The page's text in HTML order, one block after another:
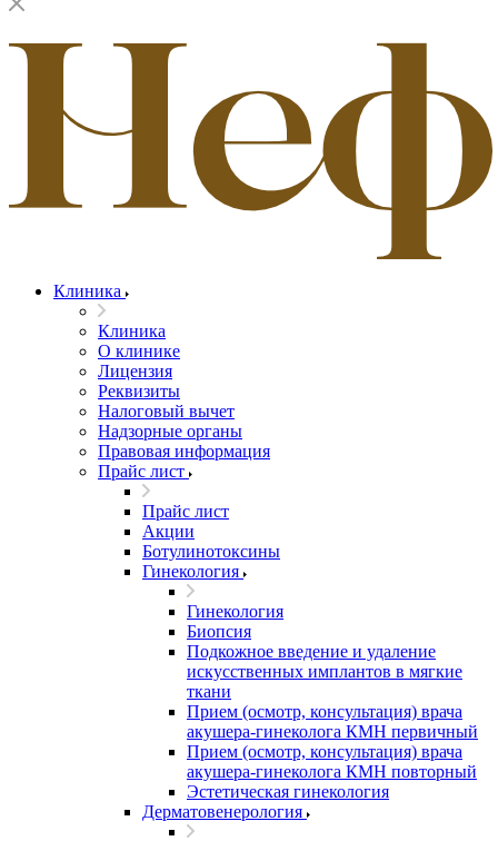
Клиника
Клиника
О клинике
Лицензия
Реквизиты
Налоговый вычет
Надзорные органы
Правовая информация
Прайс лист
Прайс лист
Акции
Ботулинотоксины
Гинекология
Гинекология
Биопсия
Подкожное введение и удаление
искусственных имплантов в мягкие
ткани
Прием (осмотр, консультация) врача
акушера-гинеколога КМН первичный
Прием (осмотр, консультация) врача
акушера-гинеколога КМН повторный
Эстетическая гинекология
Дерматовенерология